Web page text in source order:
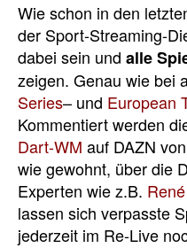
Wie schon in den
der Sport-Streaming-
dabei sein und alle
zeigen. Genau wie bei
Series– und European
Kommentiert werden
Dart-WM auf DAZN von
wie gewohnt, über die
Experten wie z.B.
lassen sich verpasste
jederzeit im Re-Live